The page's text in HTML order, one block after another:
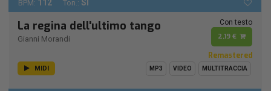
BPM: 112 Ton.: SI
La regina dell'ultimo tango
Gianni Morandi
Con testo
2,19 €
Remastered
MIDI MP3 VIDEO MULTITRACCIA